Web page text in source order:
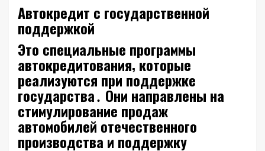
Автокредит с государственной
поддержкой
Это специальные программы
автокредитования‚ которые
реализуются при поддержке
государства․ Они направлены на
стимулирование продаж
автомобилей отечественного
производства и поддержку